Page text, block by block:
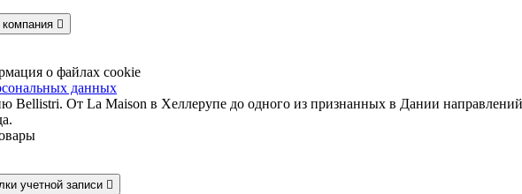

о файлах cookie
данных
Bellistri. От La Maison в Хеллерупе до одного из признанных в Дании
учетной записи 